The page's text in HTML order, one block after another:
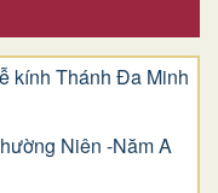
kính Thánh Đa Minh
Niên -Năm A